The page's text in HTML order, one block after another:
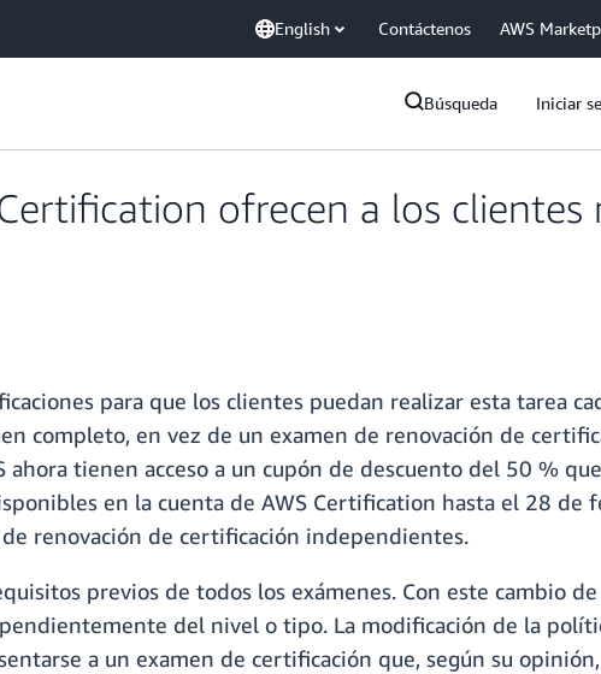
English Contáctenos AWS
Búsqueda Iniciar
ofrecen a los clientes
para que los clientes puedan realizar esta tarea
completo, en vez de un examen de renovación de
ahora tienen acceso a un cupón de descuento del 50 %
en la cuenta de AWS Certification hasta el 28
renovación de certificación independientes.
previos de todos los exámenes. Con este cambio
del nivel o tipo. La modificación de la
a un examen de certificación que, según su